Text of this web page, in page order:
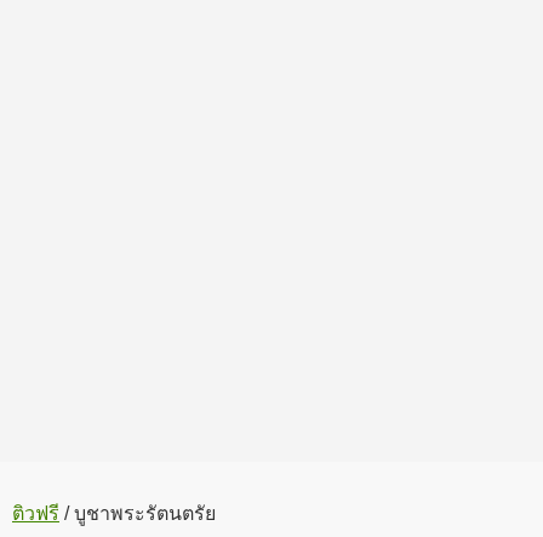
ติวฟรี /บูชาพระรัตนตรัย